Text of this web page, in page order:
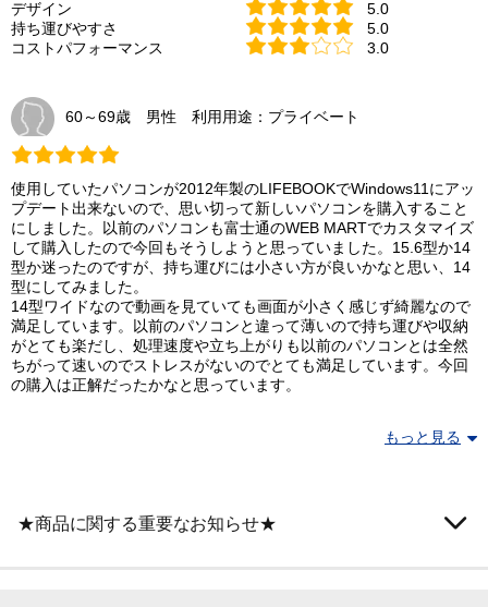
デザイン
5.0
持ち運びやすさ
5.0
コストパフォーマンス
3.0
60～69歳 男性 利用用途：プライベート
使用していたパソコンが2012年製のLIFEBOOKでWindows11にアッ
プデート出来ないので、思い切って新しいパソコンを購入すること
にしました。以前のパソコンも富士通のWEB MARTでカスタマイズ
して購入したので今回もそうしようと思っていました。15.6型か14
型か迷ったのですが、持ち運びには小さい方が良いかなと思い、14
型にしてみました。
14型ワイドなので動画を見ていても画面が小さく感じず綺麗なので
満足しています。以前のパソコンと違って薄いので持ち運びや収納
がとても楽だし、処理速度や立ち上がりも以前のパソコンとは全然
ちがって速いのでストレスがないのでとても満足しています。今回
の購入は正解だったかなと思っています。
もっと見る
★商品に関する重要なお知らせ★